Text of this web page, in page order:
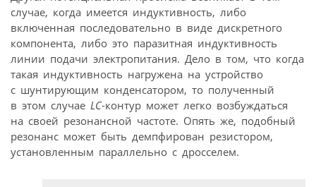
случае, когда имеется индуктивность, либо
включенная последовательно в виде дискретного
компонента, либо это паразитная индуктивность
линии подачи электропитания. Дело в том, что когда
такая индуктивность нагружена на устройство
с шунтирующим конденсатором, то полученный
в этом случае LC-контур может легко возбуждаться
на своей резонансной частоте. Опять же, подобный
резонанс может быть демпфирован резистором,
установленным параллельно с дросселем.